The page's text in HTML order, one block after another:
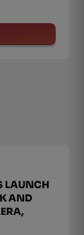
LAUNCH
AND